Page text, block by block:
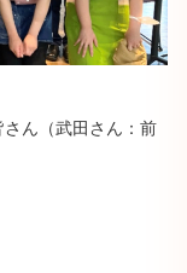
ん（武田さん：前